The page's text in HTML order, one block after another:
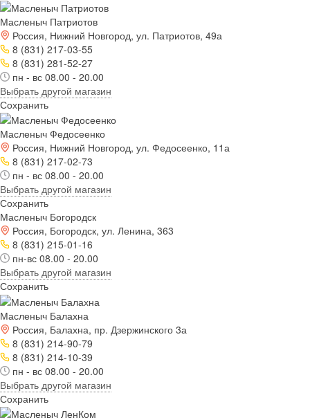
Масленыч Патриотов
Россия, Нижний Новгород, ул. Патриотов, 49а
8 (831) 217-03-55
8 (831) 281-52-27
пн - вс 08.00 - 20.00
Выбрать другой магазин
Сохранить
Масленыч Федосеенко
Россия, Нижний Новгород, ул. Федосеенко, 11а
8 (831) 217-02-73
пн - вс 08.00 - 20.00
Выбрать другой магазин
Сохранить
Масленыч Богородск
Россия, Богородск, ул. Ленина, 363
8 (831) 215-01-16
пн-вс 08.00 - 20.00
Выбрать другой магазин
Сохранить
Масленыч Балахна
Россия, Балахна, пр. Дзержинского 3а
8 (831) 214-90-79
8 (831) 214-10-39
пн - вс 08.00 - 20.00
Выбрать другой магазин
Сохранить